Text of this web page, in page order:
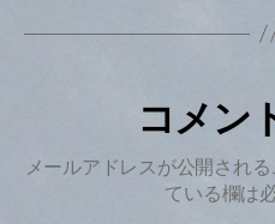
コメン
メールアドレスが公開される
ている欄は